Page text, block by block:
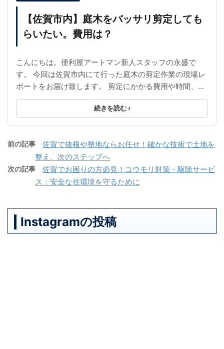
【佐賀市内】庭木をバッサリ剪定しても
らいたい。費用は？
こんにちは。便利屋アートマン新人スタッフの永盛で
す。 今回は佐賀市内にて行った庭木の剪定作業の現場レ
ポートをお届け致します。 剪定にかかる費用や時間、ど
れくらい要望に応えてもらえるのかなど、参考にして ...
続きを読む ›
前の記事
佐賀で抜根や整地ならお任せ！確かな技術で土地を
整え、次のステップへ
次の記事
佐賀でお困りの方必見！コウモリ対策・駆除サービ
ス：安全な住環境を守るために
Instagramの投稿